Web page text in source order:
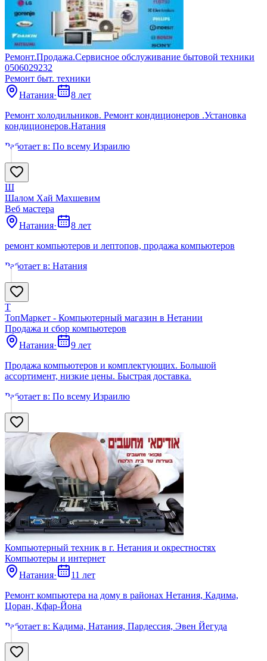
Ремонт.Продажа.Сервисное обслуживание бытовой техники
0506029232
Ремонт быт. техники
Натания·
8 лет
Ремонт холодильников. Ремонт кондиционеров .Установка
кондиционеров.Натания
Работает в: По всему Израилю
Ш
Шалом Хай Махшевим
Веб мастера
Натания·
8 лет
ремонт компьютеров и лептопов, продажа компьютеров
Работает в: Натания
Т
ТопМаркет - Компьютерный магазин в Нетании
Продажа и сбор компьютеров
Натания·
9 лет
Продажа компьютеров и комплектующих. Большой
ассортимент, низкие цены. Быстрая доставка.
Работает в: По всему Израилю
Компьютерный техник в г. Нетания и окрестностях
Компьютеры и интернет
Натания·
11 лет
Ремонт компьютера на дому в районах Нетания, Кадима,
Цоран, Кфар-Йона
Работает в: Кадима, Натания, Пардессия, Эвен Йегуда